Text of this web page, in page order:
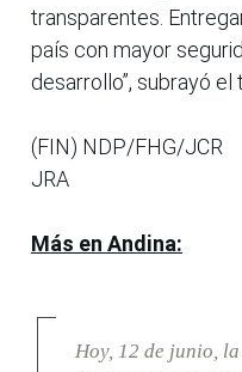
transparentes.
país con mayor
desarrollo”, subrayó el
(FIN) NDP/FHG/JCR
JRA
Más en Andina:
Hoy, 12 de junio,